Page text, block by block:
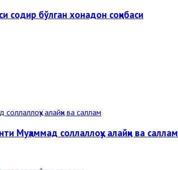
бўлган хонадон соҳибаси
Муҳаммад соллаллоҳу алайҳи ва саллам